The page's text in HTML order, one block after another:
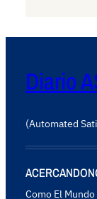
Diario
(Automated
Como El